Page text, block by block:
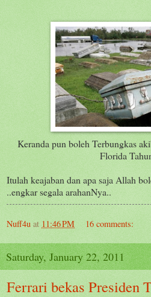
Keranda pun boleh Terbungkas
Florida
Itulah keajaban dan apa saja Allah
..engkar segala arahanNya..
Nuff4u at 11:46 PM 16 comments:
Saturday, January 22, 2011
Ferrari bekas Presiden